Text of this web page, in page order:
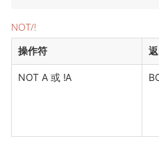
NOT/!
操作符
NOT A 或 !A